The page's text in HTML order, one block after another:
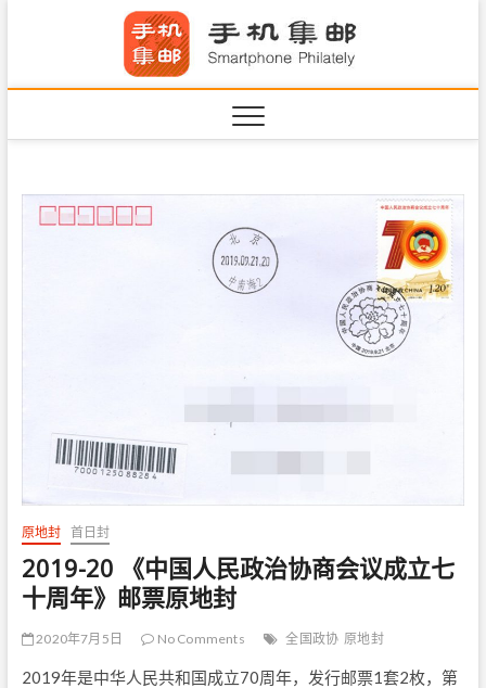
p
原地封 首日封
2019-20 《中国人民政治协商会议成立七
十周年》邮票原地封
2020年7月5日 No Comments 全国政协 原地封
2019年是中华人民共和国成立70周年，发行邮票1套2枚，第